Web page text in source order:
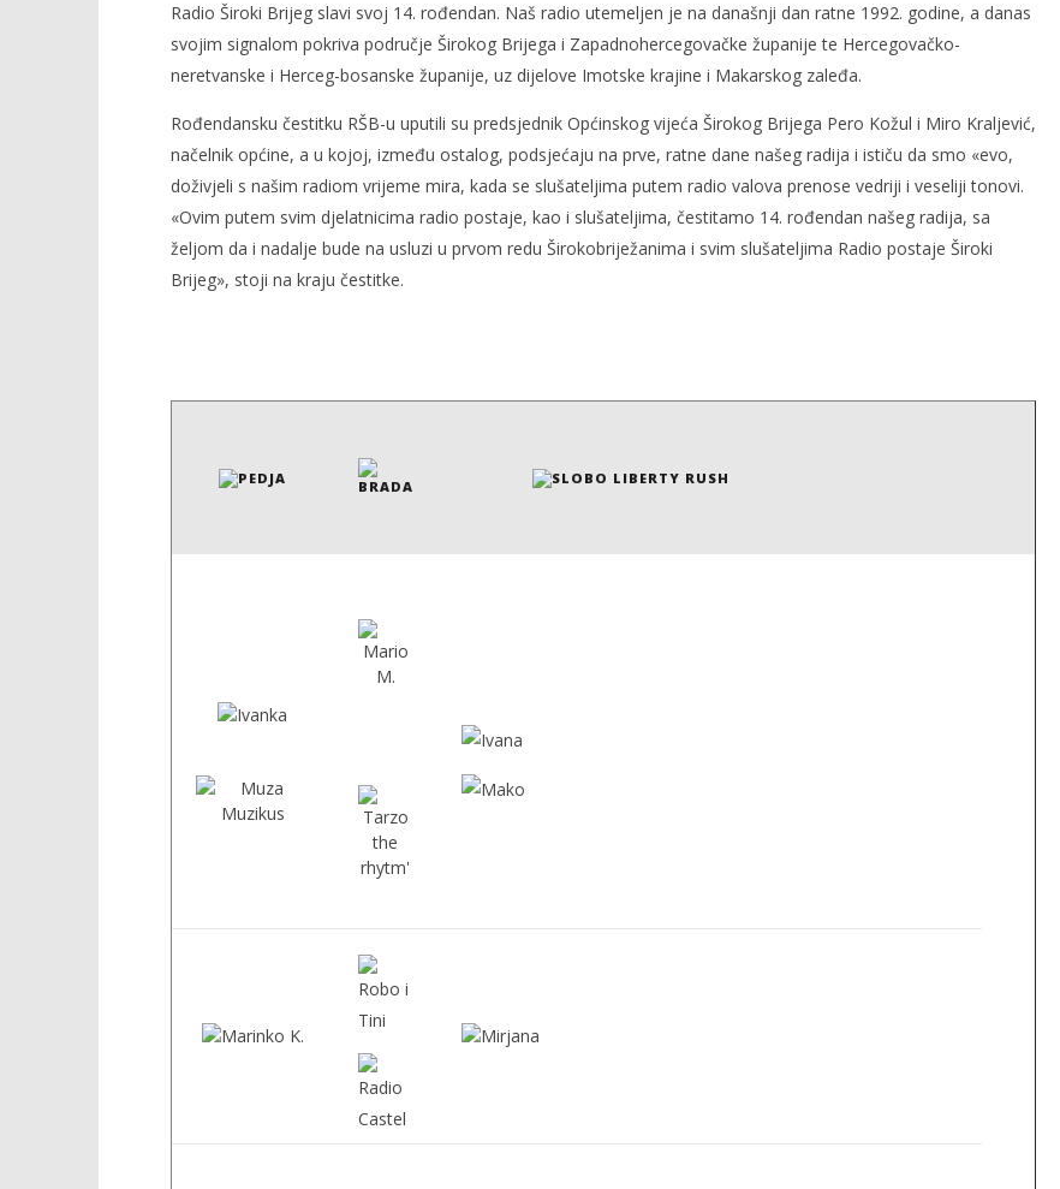
NOW VIEWING
14. obljetnica Radija Široki Brijeg
ožujka
2008.
Rafaela
Kraj Drugog svjetskog rata i
25.
ožujka
2008.
Rafaela
Radio Hercegovina
ožujka
2008.
Rafaela
Radio Široki Brijeg slavi svoj 14. rođendan. Naš radio utemeljen je na današnji dan ratne 1992. godine, a danas
svojim signalom pokriva područje Širokog Brijega i Zapadnohercegovačke županije te Hercegovačko-
neretvanske i Herceg-bosanske županije, uz dijelove Imotske krajine i Makarskog zaleđa.
Rođendansku čestitku RŠB-u uputili su predsjednik Općinskog vijeća Širokog Brijega Pero Kožul i Miro Kraljević,
načelnik općine, a u kojoj, između ostalog, podsjećaju na prve, ratne dane našeg radija i ističu da smo «evo,
doživjeli s našim radiom vrijeme mira, kada se slušateljima putem radio valova prenose vedriji i veseliji tonovi.
«Ovim putem svim djelatnicima radio postaje, kao i slušateljima, čestitamo 14. rođendan našeg radija, sa
željom da i nadalje bude na usluzi u prvom redu Širokobriježanima i svim slušateljima Radio postaje Široki
Brijeg», stoji na kraju čestitke.